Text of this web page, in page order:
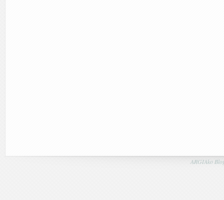
ARGIAko